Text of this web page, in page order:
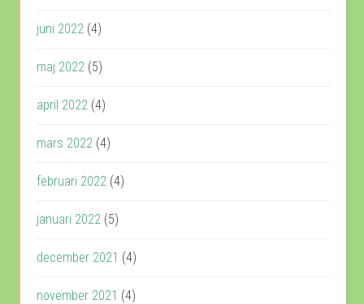
juni 2022 (4)
maj 2022 (5)
april 2022 (4)
mars 2022 (4)
februari 2022 (4)
januari 2022 (5)
december 2021 (4)
november 2021 (4)